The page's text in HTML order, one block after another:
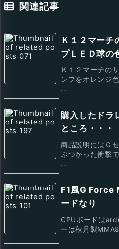
関連記事
Ｋ１２マーチ
プＬＥＤ球の
Ｋ１２マーチの
ンプをオレンジ
...
購入したドラ
ところ・・・
商品説明にはＧ
ぶつかった衝撃
...
F1風G Force
ードなり
CPUボードは
ーは秋月製